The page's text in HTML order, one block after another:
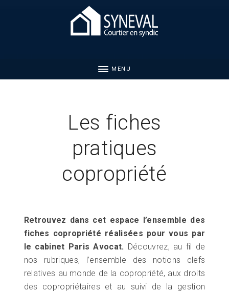
MENU
Les fiches
pratiques
copropriété
Retrouvez dans cet espace l’ensemble des
fiches copropriété réalisées pour vous par
le cabinet Paris Avocat. Découvrez, au fil de
nos rubriques, l’ensemble des notions clefs
relatives au monde de la copropriété, aux droits
des copropriétaires et au suivi de la gestion